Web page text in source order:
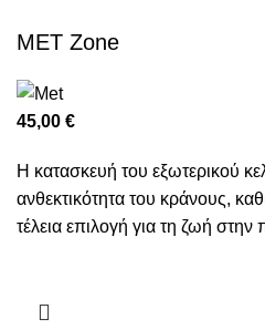
MET Zone
45,00 €
Η κατασκευή του εξωτερικού
ανθεκτικότητα του κράνους,
τέλεια επιλογή για τη ζωή στην